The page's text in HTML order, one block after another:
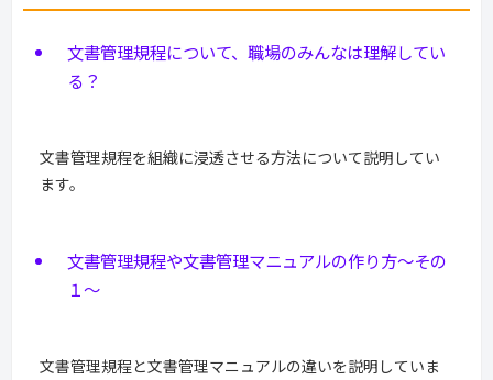
文書管理規程について、職場のみんなは理解してい
る？
文書管理規程を組織に浸透させる方法について説明してい
ます。
文書管理規程や文書管理マニュアルの作り方～その
１～
文書管理規程と文書管理マニュアルの違いを説明していま